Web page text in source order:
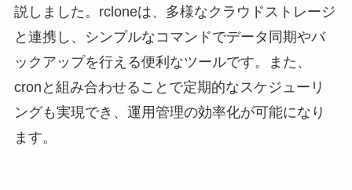
説しました。rcloneは、多様なクラウドストレージ
と連携し、シンプルなコマンドでデータ同期やバ
ックアップを行える便利なツールです。また、
cronと組み合わせることで定期的なスケジューリ
ングも実現でき、運用管理の効率化が可能になり
ます。